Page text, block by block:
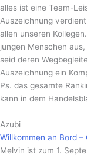
alles ist eine Team-
Auszeichnung
allen unseren
jungen Menschen
seid deren
Auszeichnung ein
Ps. das gesamte
kann in dem
Azubi
Willkommen an Bord
Melvin ist zum 1.